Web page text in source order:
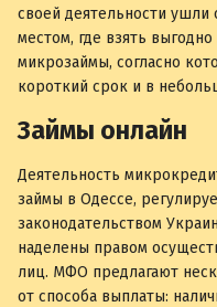
своей деятельности ушли
местом, где взять
микрозаймы, согласно
короткий срок и в
Займы онлайн
Деятельность
займы в Одессе,
законодательством
наделены правом
лиц. МФО предлагают
от способа выплаты: